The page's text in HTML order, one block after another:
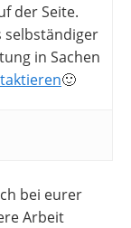
der Seite.
selbständiger
in Sachen
🙂
bei eurer
Arbeit